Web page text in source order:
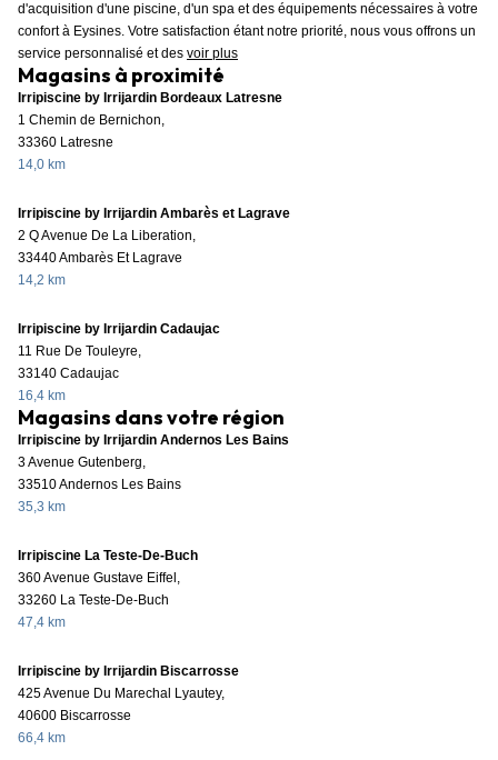
d'acquisition d'une piscine, d'un spa et des équipements nécessaires à votre
confort à Eysines. Votre satisfaction étant notre priorité, nous vous offrons un
service personnalisé et des voir plus
Magasins à proximité
Irripiscine by Irrijardin Bordeaux Latresne
1 Chemin de Bernichon,
33360 Latresne
14,0 km
Irripiscine by Irrijardin Ambarès et Lagrave
2 Q Avenue De La Liberation,
33440 Ambarès Et Lagrave
14,2 km
Irripiscine by Irrijardin Cadaujac
11 Rue De Touleyre,
33140 Cadaujac
16,4 km
Magasins dans votre région
Irripiscine by Irrijardin Andernos Les Bains
3 Avenue Gutenberg,
33510 Andernos Les Bains
35,3 km
Irripiscine La Teste-De-Buch
360 Avenue Gustave Eiffel,
33260 La Teste-De-Buch
47,4 km
Irripiscine by Irrijardin Biscarrosse
425 Avenue Du Marechal Lyautey,
40600 Biscarrosse
66,4 km